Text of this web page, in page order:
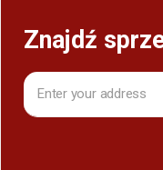
Znajdź